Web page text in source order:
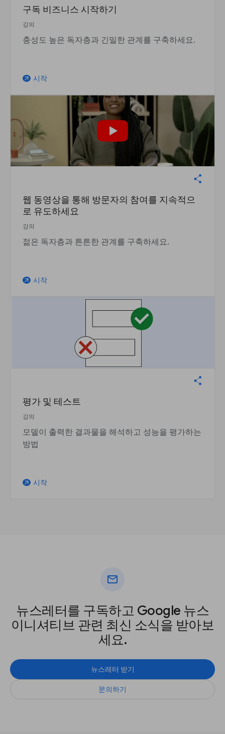
구독 비즈니스 시작하기
강의
충성도 높은 독자층과 긴밀한 관계를 구축하세요.
arrow_outward 시작
웹 동영상을 통해 방문자의 참여를 지속적으
로 유도하세요
강의
젊은 독자층과 튼튼한 관계를 구축하세요.
arrow_outward 시작
평가 및 테스트
강의
모델이 출력한 결과물을 해석하고 성능을 평가하는
방법
arrow_outward 시작
mail
뉴스레터를 구독하고 Google 뉴스
이니셔티브 관련 최신 소식을 받아보
세요.
뉴스레터 받기
문의하기